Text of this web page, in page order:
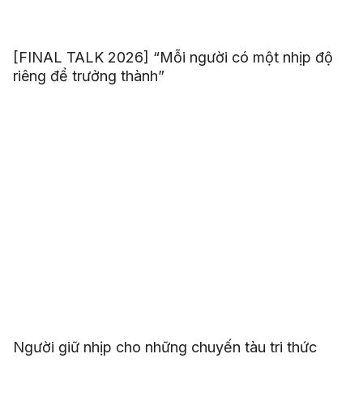
[FINAL TALK 2026] “Mỗi người có một nhịp độ
riêng để trưởng thành”
Người giữ nhịp cho những chuyến tàu tri thức